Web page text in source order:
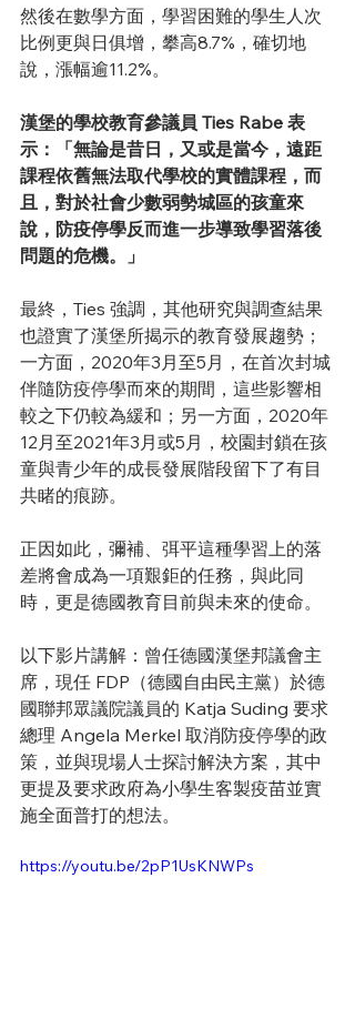
然後在數學方面，學習困難的學生人次
比例更與日俱增，攀高8.7%，確切地
說，漲幅逾11.2%。
漢堡的學校教育參議員 Ties Rabe 表
示：「無論是昔日，又或是當今，遠距
課程依舊無法取代學校的實體課程，而
且，對於社會少數弱勢城區的孩童來
說，防疫停學反而進一步導致學習落後
問題的危機。」
最終，Ties 強調，其他研究與調查結果
也證實了漢堡所揭示的教育發展趨勢；
一方面，2020年3月至5月，在首次封城
伴隨防疫停學而來的期間，這些影響相
較之下仍較為緩和；另一方面，2020年
12月至2021年3月或5月，校園封鎖在孩
童與青少年的成長發展階段留下了有目
共睹的痕跡。
正因如此，彌補、弭平這種學習上的落
差將會成為一項艱鉅的任務，與此同
時，更是德國教育目前與未來的使命。
以下影片講解：曾任德國漢堡邦議會主
席，現任 FDP（德國自由民主黨）於德
國聯邦眾議院議員的 Katja Suding 要求
總理 Angela Merkel 取消防疫停學的政
策，並與現場人士探討解決方案，其中
更提及要求政府為小學生客製疫苗並實
施全面普打的想法。
https://youtu.be/2pP1UsKNWPs